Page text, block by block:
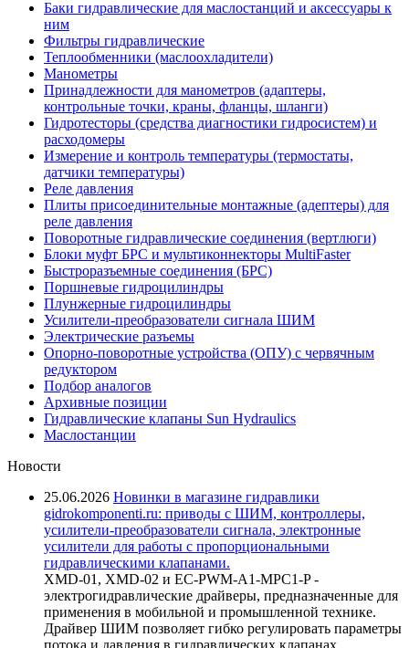
Баки гидравлические для маслостанций и аксессуары к
ним
Фильтры гидравлические
Теплообменники (маслоохладители)
Манометры
Принадлежности для манометров (адаптеры,
контрольные точки, краны, фланцы, шланги)
Гидротесторы (средства диагностики гидросистем) и
расходомеры
Измерение и контроль температуры (термостаты,
датчики температуры)
Реле давления
Плиты присоединительные монтажные (адептеры) для
реле давления
Поворотные гидравлические соединения (вертлюги)
Блоки муфт БРС и мультиконнекторы MultiFaster
Быстроразъемные соединения (БРС)
Поршневые гидроцилиндры
Плунжерные гидроцилиндры
Усилители-преобразователи сигнала ШИМ
Электрические разъемы
Опорно-поворотные устройства (ОПУ) с червячным
редуктором
Подбор аналогов
Архивные позиции
Гидравлические клапаны Sun Hydraulics
Маслостанции
Новости
25.06.2026 Новинки в магазине гидравлики
gidrokomponenti.ru: приводы с ШИМ, контроллеры,
усилители-преобразователи сигнала, электронные
усилители для работы с пропорциональными
гидравлическими клапанами.
XMD-01, XMD-02 и EC-PWM-A1-MPC1-P -
электрогидравлические драйверы, предназначенные для
применения в мобильной и промышленной технике.
Драйвер ШИМ позволяет гибко регулировать параметры
потока и давления в гидравлических клапанах,